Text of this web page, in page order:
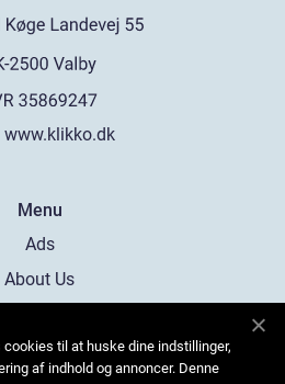
www.klikko.dk
Menu
Ads
About Us
Contacttil at huske dine indstillinger,
af indhold og annoncer. Denne